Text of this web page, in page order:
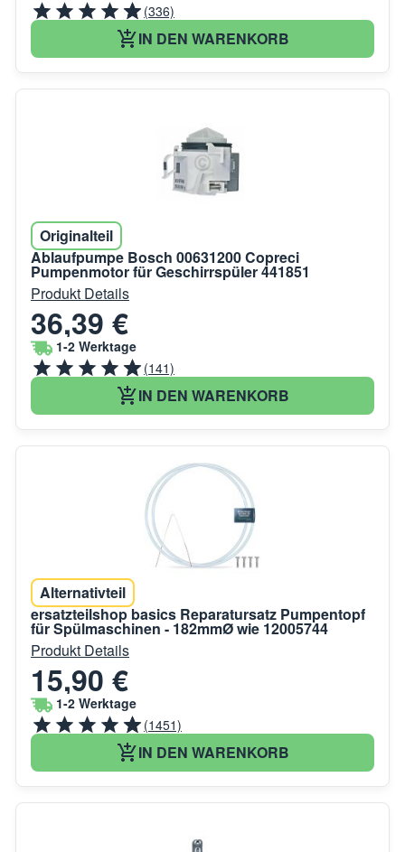
(336)
IN DEN WARENKORB
Originalteil
Ablaufpumpe Bosch 00631200 Copreci
Pumpenmotor für Geschirrspüler 441851
Produkt Details
36,39 €
1-2 Werktage
(141)
IN DEN WARENKORB
Alternativteil
ersatzteilshop basics Reparatursatz Pumpentopf
für Spülmaschinen - 182mmØ wie 12005744
Produkt Details
15,90 €
1-2 Werktage
(1451)
IN DEN WARENKORB